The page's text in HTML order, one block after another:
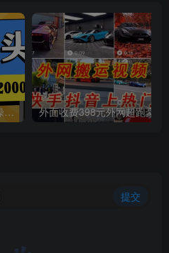
AI起号撸爆头条，小白也能操作，日入2000+
提交